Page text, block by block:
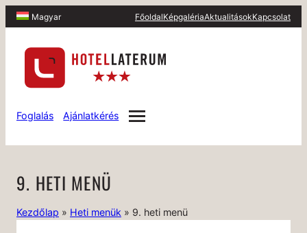
Magyar FőoldalKépgalériaAktualitásokKapcsolat
Foglalás Ajánlatkérés
9. HETI MENÜ
Kezdőlap » Heti menük » 9. heti menü